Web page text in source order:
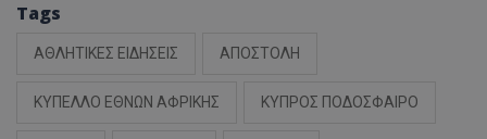
Tags
ΑΘΛΗΤΙΚΕΣ ΕΙΔΗΣΕΙΣ ΑΠΟΣΤΟΛΗ
ΚΥΠΕΛΛΟ ΕΘΝΩΝ ΑΦΡΙΚΗΣ ΚΥΠΡΟΣ ΠΟΔΟΣΦΑΙΡΟ